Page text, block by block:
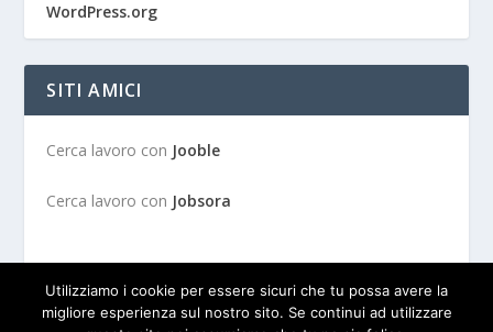
WordPress.org
SITI AMICI
Cerca lavoro con Jooble
Cerca lavoro con Jobsora
Utilizziamo i cookie per essere sicuri che tu possa avere la
migliore esperienza sul nostro sito. Se continui ad utilizzare